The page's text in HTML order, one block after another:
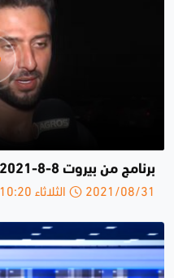
برنامج من بيروت 8-8-2021
2021/08/31 الثلاثاء 10:20 ص